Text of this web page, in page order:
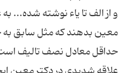
و از الف تا یاء نوشته شده...
معین بدهند که مثل سابق به
حداقل معادل نصف تالیف